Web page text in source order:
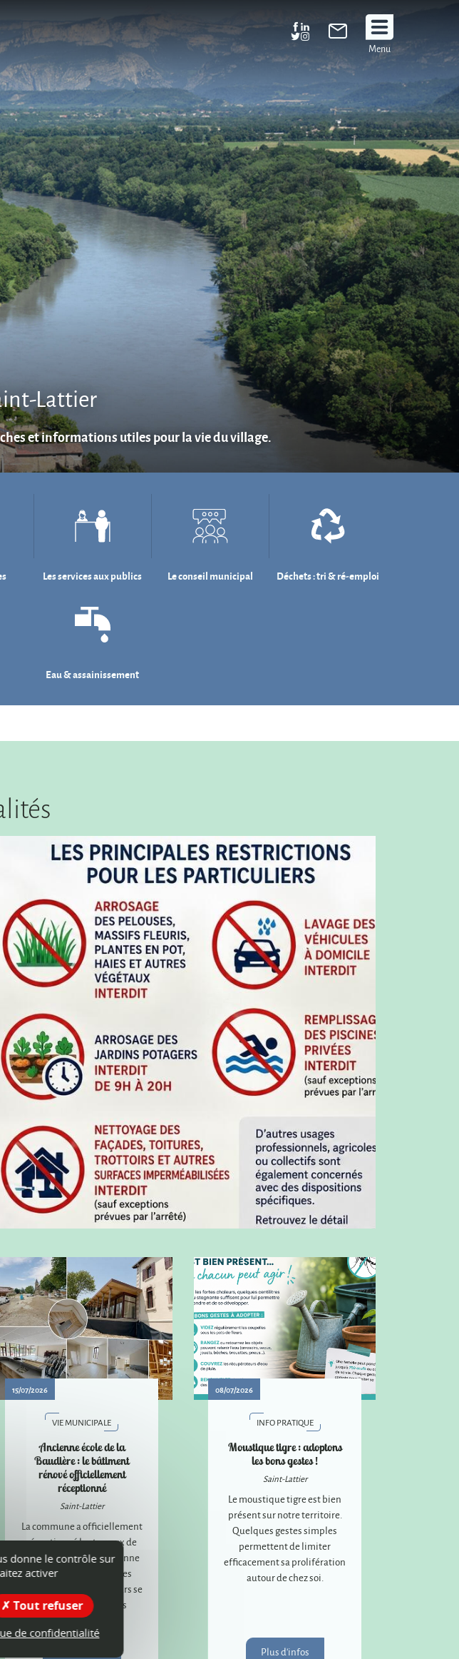
Suivez
nous Menu
Lattier
et informations utiles pour la vie du village.
Les services aux publics Le conseil municipal Déchets : tri & ré-emploi
Eau & assainissement
15/07/2026
VIE MUNICIPALE
Ancienne école de la
Baudière : le bâtiment
rénové officiellement
réceptionné
Saint-Lattier
La commune a officiellement
réceptionné les travaux de
réhabilitation de l'ancienne
école de la Baudière. Les
aménagements extérieurs se
poursuivront dans les
prochains mois.
08/07/2026
INFO PRATIQUE
Moustique tigre : adoptons
les bons gestes !
Saint-Lattier
Le moustique tigre est bien
présent sur notre territoire.
Quelques gestes simples
permettent de limiter
efficacement sa prolifération
autour de chez soi.
Plus d'infos
donne le contrôle sur
activer
Tout refuser
de confidentialité